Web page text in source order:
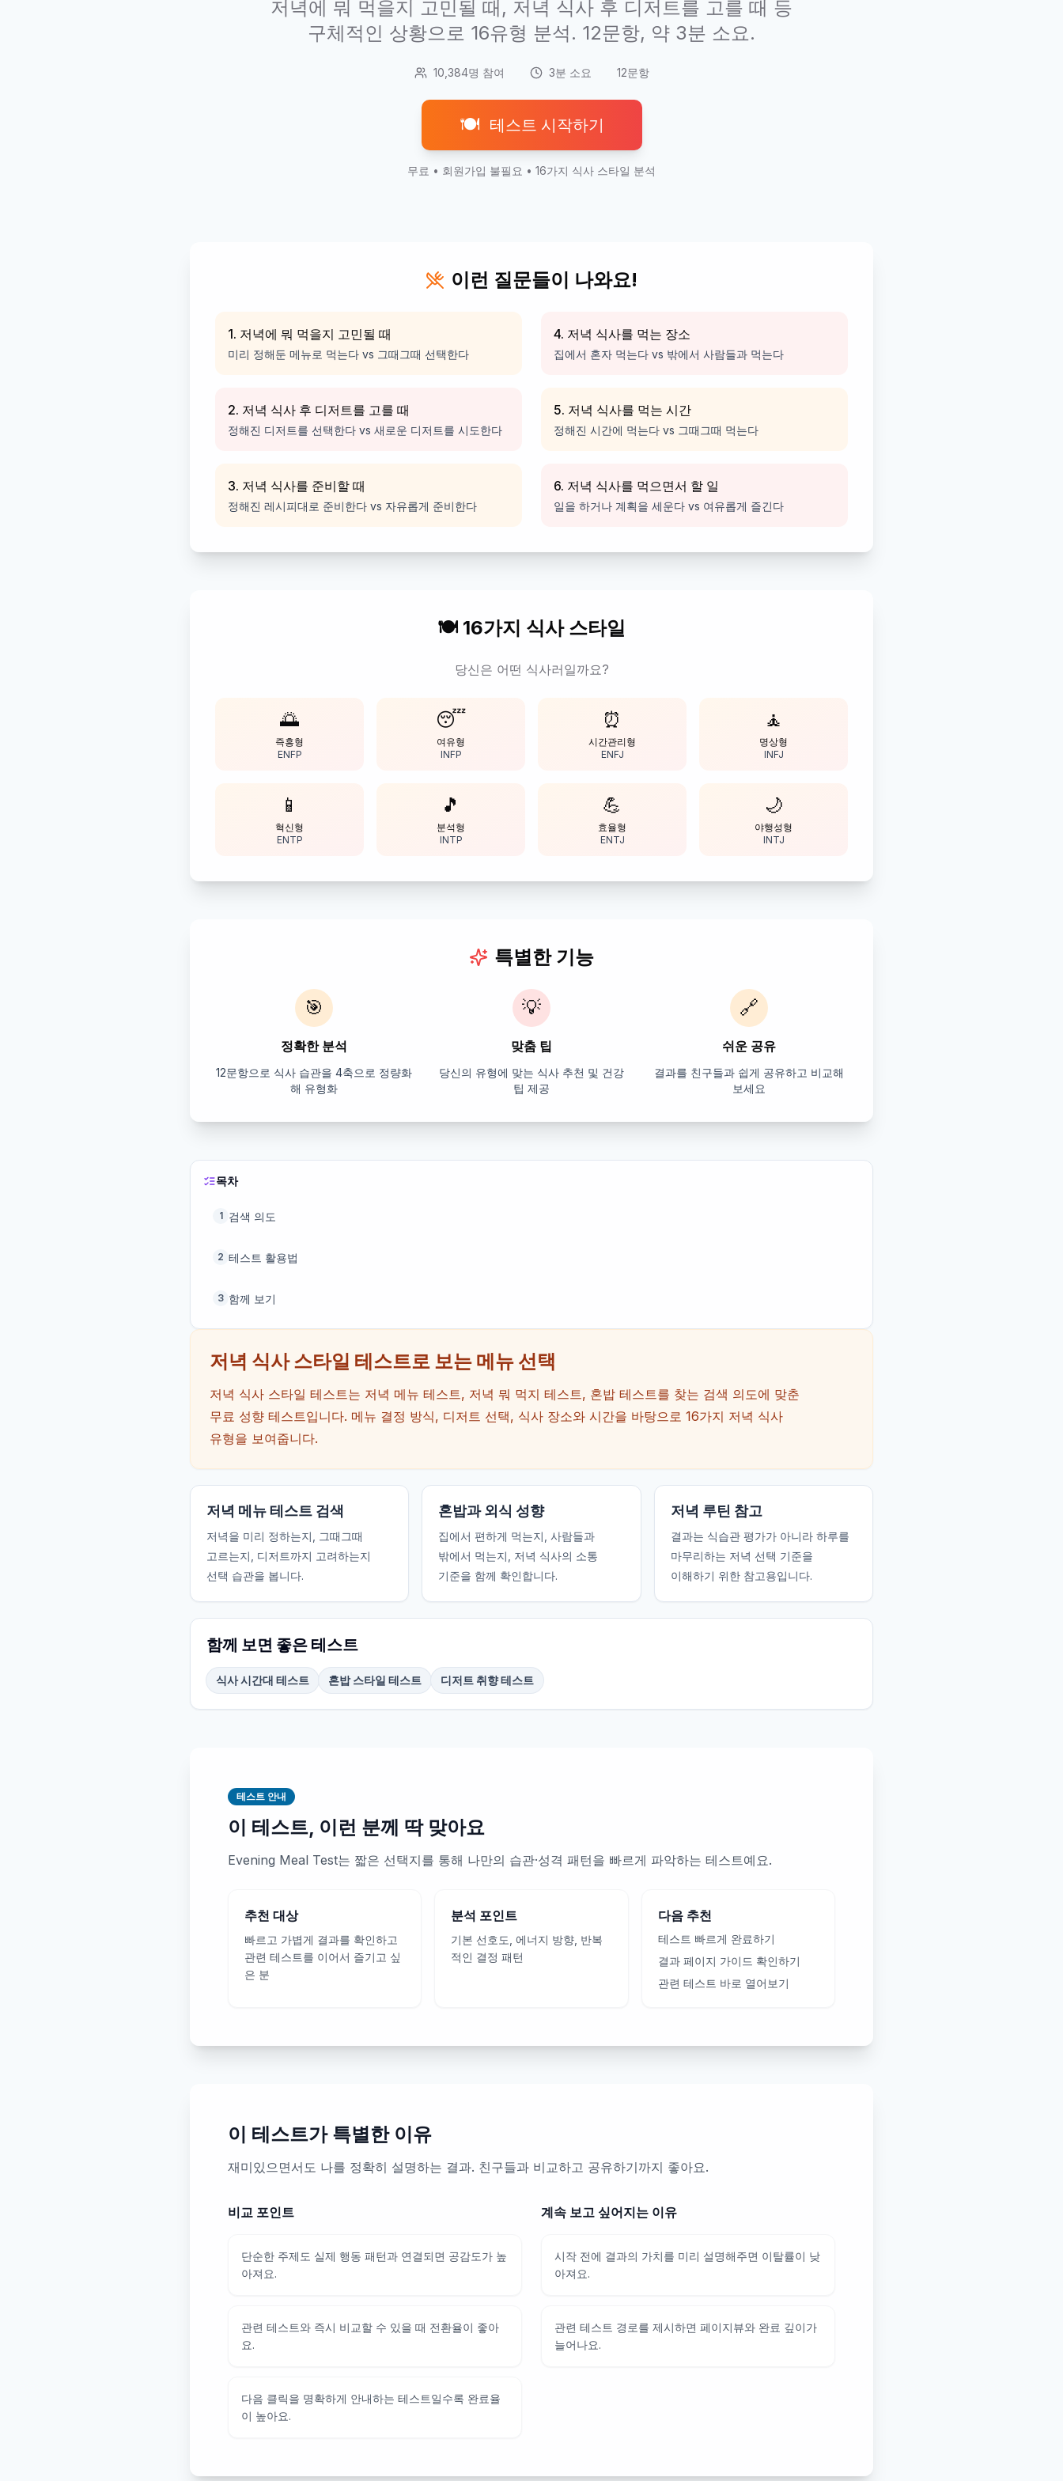
저녁에 뭐 먹을지 고민될 때, 저녁 식사 후 디저트를 고를 때 등
구체적인 상황으로 16유형 분석. 12문항, 약 3분 소요.
10,384명 참여 3분 소요 12문항
🍽️ 테스트 시작하기
무료 • 회원가입 불필요 • 16가지 식사 스타일 분석
이런 질문들이 나와요!
1. 저녁에 뭐 먹을지 고민될 때
미리 정해둔 메뉴로 먹는다 vs 그때그때 선택한다
2. 저녁 식사 후 디저트를 고를 때
정해진 디저트를 선택한다 vs 새로운 디저트를 시도한다
3. 저녁 식사를 준비할 때
정해진 레시피대로 준비한다 vs 자유롭게 준비한다
4. 저녁 식사를 먹는 장소
집에서 혼자 먹는다 vs 밖에서 사람들과 먹는다
5. 저녁 식사를 먹는 시간
정해진 시간에 먹는다 vs 그때그때 먹는다
6. 저녁 식사를 먹으면서 할 일
일을 하거나 계획을 세운다 vs 여유롭게 즐긴다
🍽️ 16가지 식사 스타일
당신은 어떤 식사러일까요?
🌅
즉흥형
ENFP
😴
여유형
INFP
⏰
시간관리형
ENFJ
🧘
명상형
INFJ
📱
혁신형
ENTP
🎵
분석형
INTP
💪
효율형
ENTJ
🌙
야행성형
INTJ
특별한 기능
🎯
정확한 분석
12문항으로 식사 습관을 4축으로 정량화
해 유형화
💡
맞춤 팁
당신의 유형에 맞는 식사 추천 및 건강
팁 제공
🔗
쉬운 공유
결과를 친구들과 쉽게 공유하고 비교해
보세요
목차
1 검색 의도
2 테스트 활용법
3 함께 보기
저녁 식사 스타일 테스트로 보는 메뉴 선택
저녁 식사 스타일 테스트는 저녁 메뉴 테스트, 저녁 뭐 먹지 테스트, 혼밥 테스트를 찾는 검색 의도에 맞춘
무료 성향 테스트입니다. 메뉴 결정 방식, 디저트 선택, 식사 장소와 시간을 바탕으로 16가지 저녁 식사
유형을 보여줍니다.
저녁 메뉴 테스트 검색
저녁을 미리 정하는지, 그때그때
고르는지, 디저트까지 고려하는지
선택 습관을 봅니다.
혼밥과 외식 성향
집에서 편하게 먹는지, 사람들과
밖에서 먹는지, 저녁 식사의 소통
기준을 함께 확인합니다.
저녁 루틴 참고
결과는 식습관 평가가 아니라 하루를
마무리하는 저녁 선택 기준을
이해하기 위한 참고용입니다.
함께 보면 좋은 테스트
식사 시간대 테스트 혼밥 스타일 테스트 디저트 취향 테스트
테스트 안내
이 테스트, 이런 분께 딱 맞아요
Evening Meal Test는 짧은 선택지를 통해 나만의 습관·성격 패턴을 빠르게 파악하는 테스트예요.
추천 대상
빠르고 가볍게 결과를 확인하고
관련 테스트를 이어서 즐기고 싶
은 분
분석 포인트
기본 선호도, 에너지 방향, 반복
적인 결정 패턴
다음 추천
테스트 빠르게 완료하기
결과 페이지 가이드 확인하기
관련 테스트 바로 열어보기
이 테스트가 특별한 이유
재미있으면서도 나를 정확히 설명하는 결과. 친구들과 비교하고 공유하기까지 좋아요.
비교 포인트
단순한 주제도 실제 행동 패턴과 연결되면 공감도가 높
아져요.
관련 테스트와 즉시 비교할 수 있을 때 전환율이 좋아
요.
다음 클릭을 명확하게 안내하는 테스트일수록 완료율
이 높아요.
계속 보고 싶어지는 이유
시작 전에 결과의 가치를 미리 설명해주면 이탈률이 낮
아져요.
관련 테스트 경로를 제시하면 페이지뷰와 완료 깊이가
늘어나요.